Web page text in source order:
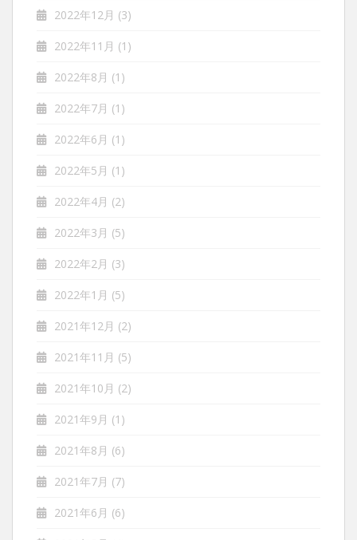
2022年12月 (3)
2022年11月 (1)
2022年8月 (1)
2022年7月 (1)
2022年6月 (1)
2022年5月 (1)
2022年4月 (2)
2022年3月 (5)
2022年2月 (3)
2022年1月 (5)
2021年12月 (2)
2021年11月 (5)
2021年10月 (2)
2021年9月 (1)
2021年8月 (6)
2021年7月 (7)
2021年6月 (6)